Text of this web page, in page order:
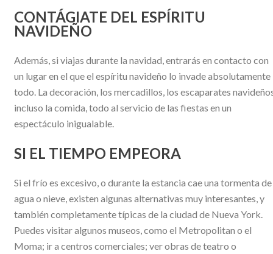
CONTÁGIATE DEL ESPÍRITU
NAVIDEÑO
Además, si viajas durante la navidad, entrarás en contacto con
un lugar en el que el espíritu navideño lo invade absolutamente
todo. La decoración, los mercadillos, los escaparates
incluso la comida, todo al servicio de las fiestas en un
espectáculo inigualable.
SI EL TIEMPO EMPEORA
Si el frío es excesivo, o durante la estancia cae una tormenta de
agua o nieve, existen algunas alternativas muy interesantes, y
también completamente típicas de la ciudad de Nueva York.
Puedes visitar algunos museos, como el Metropolitan o el
Moma; ir a centros comerciales; ver obras de teatro o